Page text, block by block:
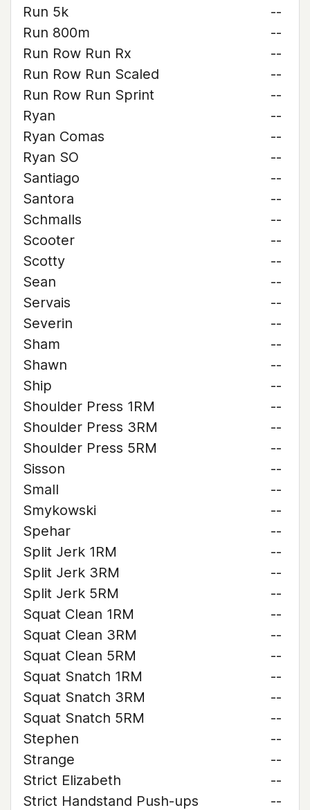
Run 5k
--
Run 800m
--
Run Row Run Rx
--
Run Row Run Scaled
--
Run Row Run Sprint
--
Ryan
--
Ryan Comas
--
Ryan SO
--
Santiago
--
Santora
--
Schmalls
--
Scooter
--
Scotty
--
Sean
--
Servais
--
Severin
--
Sham
--
Shawn
--
Ship
--
Shoulder Press 1RM
--
Shoulder Press 3RM
--
Shoulder Press 5RM
--
Sisson
--
Small
--
Smykowski
--
Spehar
--
Split Jerk 1RM
--
Split Jerk 3RM
--
Split Jerk 5RM
--
Squat Clean 1RM
--
Squat Clean 3RM
--
Squat Clean 5RM
--
Squat Snatch 1RM
--
Squat Snatch 3RM
--
Squat Snatch 5RM
--
Stephen
--
Strange
--
Strict Elizabeth
--
Strict Handstand Push-ups
--